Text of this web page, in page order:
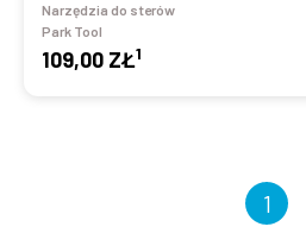
Narzędzia do sterów
Park Tool
109,00 ZŁ1
1